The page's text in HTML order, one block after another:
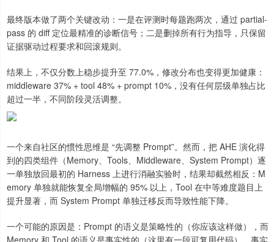
最终版本做了两个关键改动：一是在评测时每题跑两次，通过 partial-
pass 的 diff 定位最精准的诊断信号；二是删掉所有行为指导，只保留
证据驱动过程要求和回滚规则。
结果上，不仅分数上稳步提升至 77.0%，修改分布也变得更加健康：
middleware 37% + tool 48% + prompt 10%，没有任何层级单独占比
超过一半，不同阶段灵活调整。
一个来自社区的惯性思维是 “先调整 Prompt”。然而，把 AHE 演化得
到的四类组件（Memory、Tools、Middleware、System Prompt）逐
一单独放回最初的 Harness 上进行消融实验时，结果却截然相反：M
emory 单独就能恢复全局增幅的 95% 以上，Tool 在中等难度题目上
提升显著，而 System Prompt 单独迁移反而导致性能下降。
一个可能的原因是：Prompt 的语义是策略性的（你应该这样做），而
Memory 和 Tool 的语义是事实性的（这里有一段可复用代码）。事实